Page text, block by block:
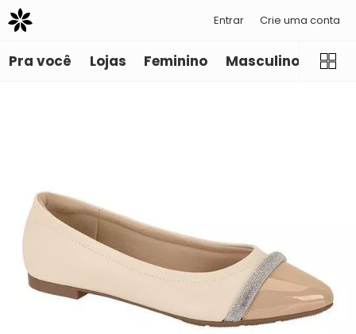
Entrar Crie uma conta
Pra você Lojas Feminino Masculino